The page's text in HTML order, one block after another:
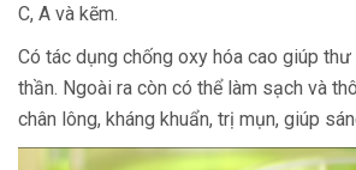
C, A và kẽm.
Có tác dụng chống oxy hóa cao giúp
thần. Ngoài ra còn có thể làm sạch và
chân lông, kháng khuẩn, trị mụn, giúp